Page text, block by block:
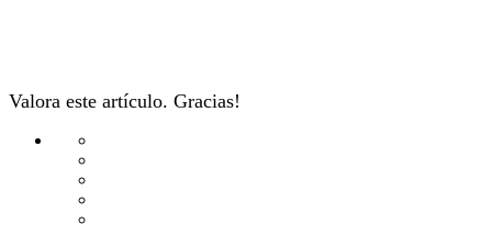
Valora este artículo. Gracias!